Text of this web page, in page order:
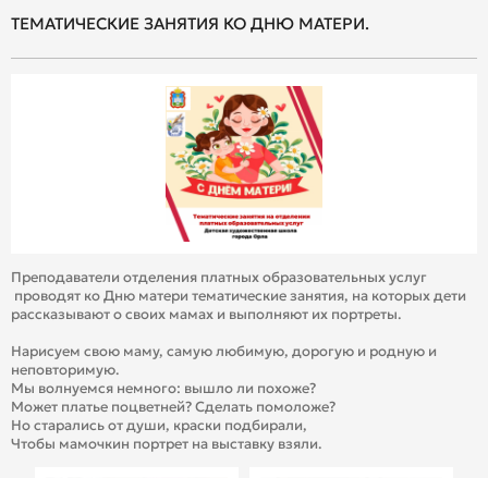
ТЕМАТИЧЕСКИЕ ЗАНЯТИЯ КО ДНЮ МАТЕРИ.
Преподаватели отделения платных образовательных услуг
проводят ко Дню матери тематические занятия, на которых дети
рассказывают о своих мамах и выполняют их портреты.
Нарисуем свою маму, самую любимую, дорогую и родную и
неповторимую.
Мы волнуемся немного: вышло ли похоже?
Может платье поцветней? Сделать помоложе?
Но старались от души, краски подбирали,
Чтобы мамочкин портрет на выставку взяли.